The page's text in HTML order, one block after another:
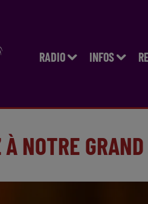
RADIO INFOS
NOTRE